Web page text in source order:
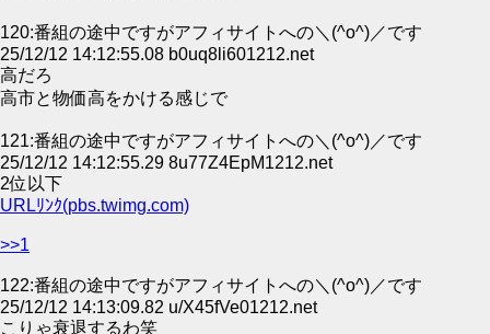
120:番組の途中ですがアフィサイトへの＼(^o^)／です
25/12/12 14:12:55.08 b0uq8li601212.net
高だろ
高市と物価高をかける感じで
121:番組の途中ですがアフィサイトへの＼(^o^)／です
25/12/12 14:12:55.29 8u77Z4EpM1212.net
2位以下
URLﾘﾝｸ(pbs.twimg.com)
>>1
122:番組の途中ですがアフィサイトへの＼(^o^)／です
25/12/12 14:13:09.82 u/X45fVe01212.net
こりゃ衰退するわ笑